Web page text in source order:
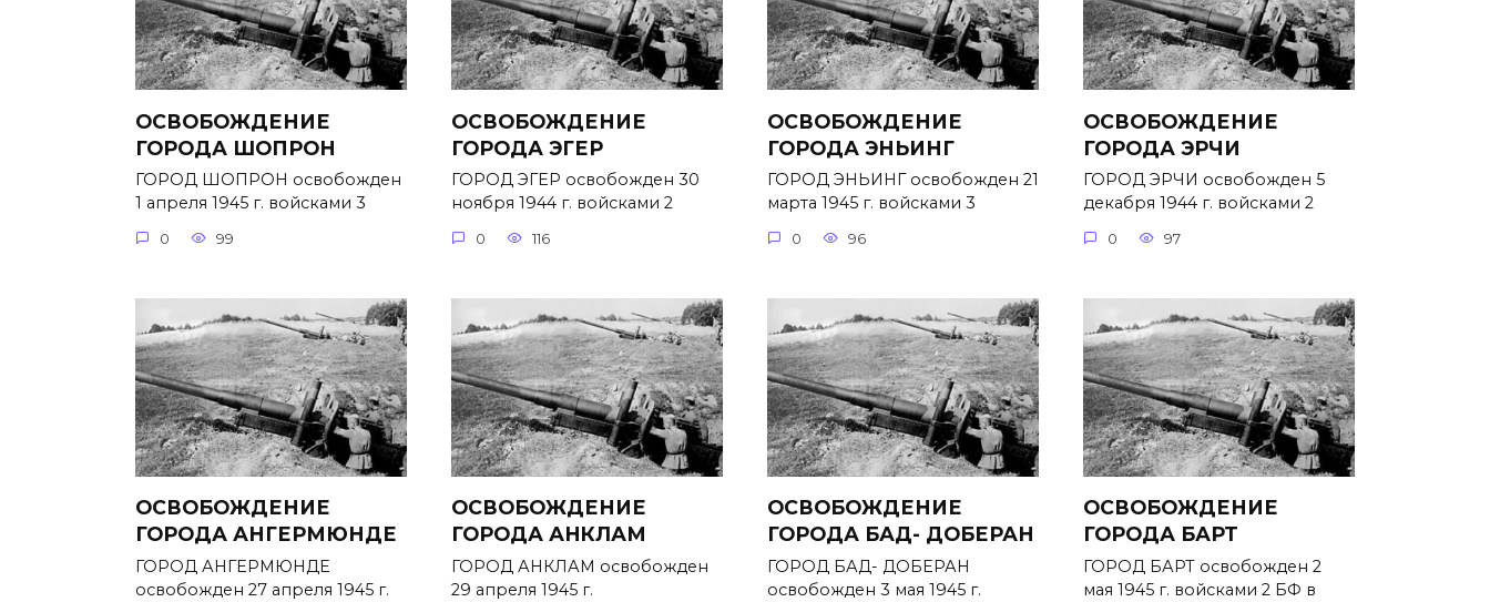
ОСВОБОЖДЕНИЕ
ГОРОДА ШОПРОН
ГОРОД ШОПРОН освобожден
1 апреля 1945 г. войсками 3
0 99
ОСВОБОЖДЕНИЕ
ГОРОДА ЭГЕР
ГОРОД ЭГЕР освобожден 30
ноября 1944 г. войсками 2
0 116
ОСВОБОЖДЕНИЕ
ГОРОДА ЭНЬИНГ
ГОРОД ЭНЬИНГ освобожден 21
марта 1945 г. войсками 3
0 96
ОСВОБОЖДЕНИЕ
ГОРОДА ЭРЧИ
ГОРОД ЭРЧИ освобожден 5
декабря 1944 г. войсками 2
0 97
ОСВОБОЖДЕНИЕ
ГОРОДА АНГЕРМЮНДЕ
ГОРОД АНГЕРМЮНДЕ
освобожден 27 апреля 1945 г.
ОСВОБОЖДЕНИЕ
ГОРОДА АНКЛАМ
ГОРОД АНКЛАМ освобожден
29 апреля 1945 г.
ОСВОБОЖДЕНИЕ
ГОРОДА БАД- ДОБЕРАН
ГОРОД БАД- ДОБЕРАН
освобожден 3 мая 1945 г.
ОСВОБОЖДЕНИЕ
ГОРОДА БАРТ
ГОРОД БАРТ освобожден 2
мая 1945 г. войсками 2 БФ в